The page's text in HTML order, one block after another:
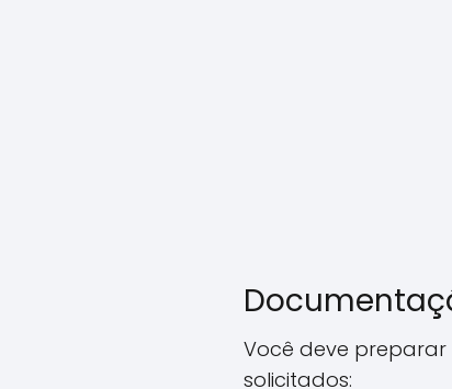
Você deve preparar
solicitados: